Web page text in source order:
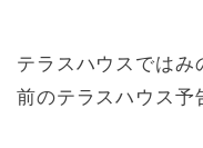
テラスハウスではみ
前のテラスハウス予